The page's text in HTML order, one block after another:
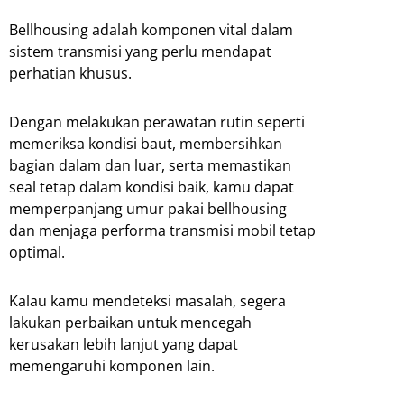
Bellhousing adalah komponen vital dalam
sistem transmisi yang perlu mendapat
perhatian khusus.
Dengan melakukan perawatan rutin seperti
memeriksa kondisi baut, membersihkan
bagian dalam dan luar, serta memastikan
seal tetap dalam kondisi baik, kamu dapat
memperpanjang umur pakai bellhousing
dan menjaga performa transmisi mobil tetap
optimal.
Kalau kamu mendeteksi masalah, segera
lakukan perbaikan untuk mencegah
kerusakan lebih lanjut yang dapat
memengaruhi komponen lain.